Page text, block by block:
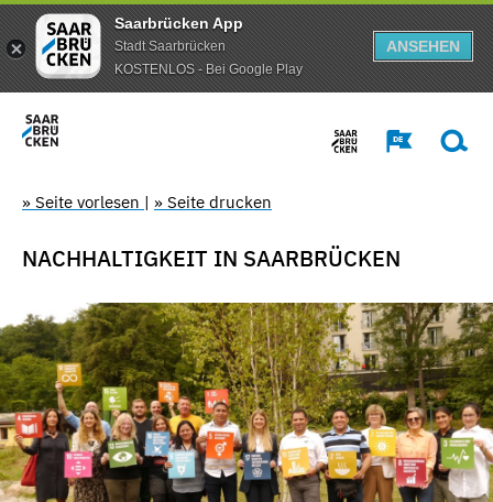
Saarbrücken App
Stadt Saarbrücken
KOSTENLOS - Bei Google Play
ANSEHEN
» Seite vorlesen | » Seite drucken
NACHHALTIGKEIT IN SAARBRÜCKEN